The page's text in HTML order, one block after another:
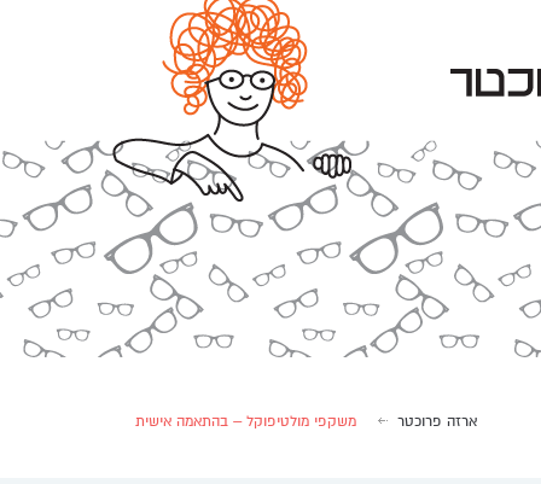
ארזה פרוכטר משקפי מולטיפוקל – בהתאמה אישית